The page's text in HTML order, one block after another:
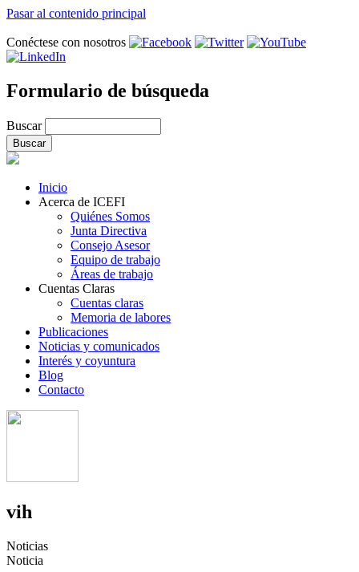
Pasar al contenido principal
Conéctese con nosotros
Formulario de búsqueda
Buscar
Inicio
Acerca de ICEFI
Quiénes Somos
Junta Directiva
Consejo Asesor
Equipo de trabajo
Áreas de trabajo
Cuentas Claras
Cuentas claras
Memoria de labores
Publicaciones
Noticias y comunicados
Interés y coyuntura
Blog
Contacto
vih
Noticias
Noticia